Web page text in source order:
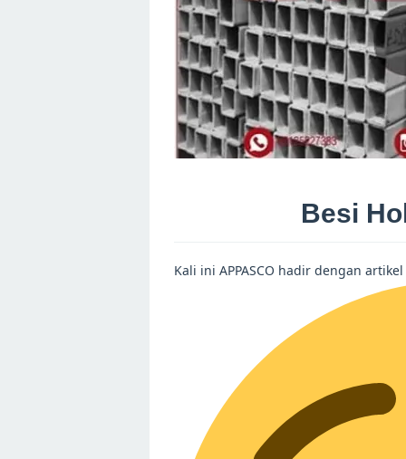
Besi
Kali ini APPASCO hadir dengan